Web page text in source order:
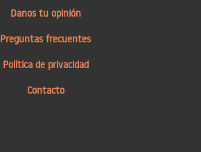
Danos tu opinión
Preguntas frecuentes
Política de privacidad
Contacto